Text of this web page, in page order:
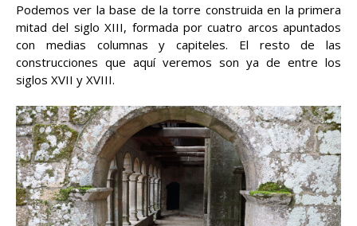
Podemos ver la base de la torre construida en la primera
mitad del siglo XIII, formada por cuatro arcos apuntados
con medias columnas y capiteles. El resto de las
construcciones que aquí veremos son ya de entre los
siglos XVII y XVIII.